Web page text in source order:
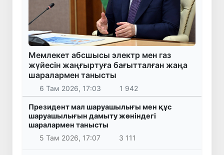
Мемлекет абсшысы электр мен газ
жүйесін жаңғыртуға бағытталған жаңа
шаралармен танысты
6 Там 2026, 17:03 1 942
Президент мал шаруашылығы мен құс
шаруашылығын дамыту жөніндегі
шаралармен танысты
5 Там 2026, 17:07
3 111